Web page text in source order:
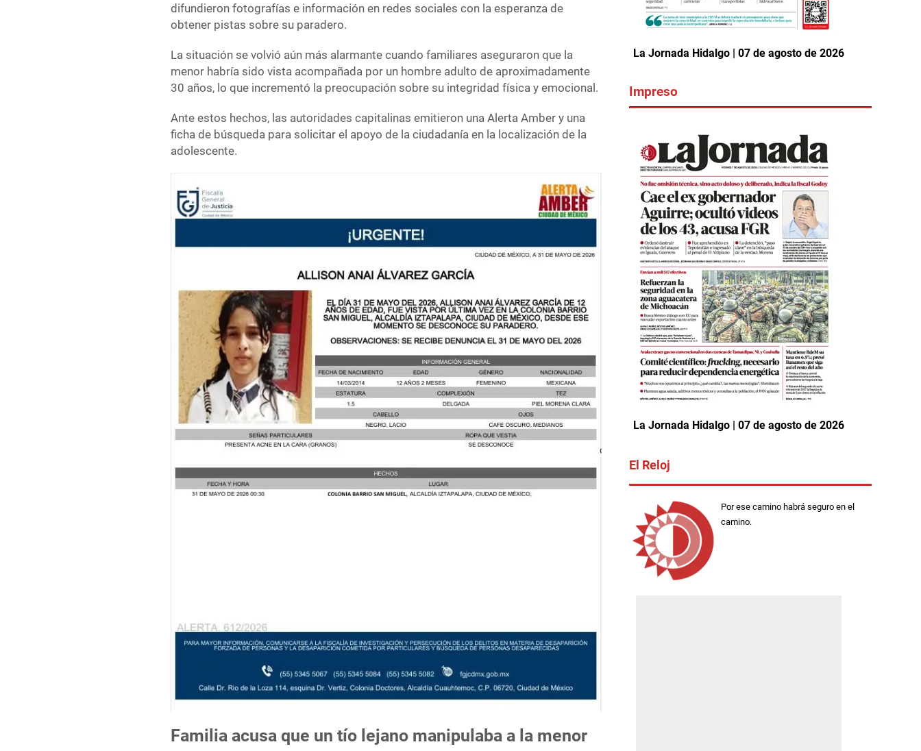
difundieron fotografías e información en redes sociales con la esperanza de
obtener pistas sobre su paradero.
La situación se volvió aún más alarmante cuando familiares aseguraron que la
menor habría sido vista acompañada por un hombre adulto de aproximadamente
30 años, lo que incrementó la preocupación sobre su integridad física y emocional.
Ante estos hechos, las autoridades capitalinas emitieron una Alerta Amber y una
ficha de búsqueda para solicitar el apoyo de la ciudadanía en la localización de la
adolescente.
Familia acusa que un tío lejano manipulaba a la menor
La Jornada Hidalgo | 07 de agosto de 2026
Impreso
La Jornada Hidalgo | 07 de agosto de 2026
El Reloj
Por ese camino habrá seguro en el
camino.